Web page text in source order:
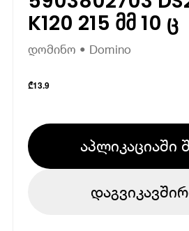
K120 215 მმ 10 ც
დომინო • Domino
₾13.9
აპლიკაციაში